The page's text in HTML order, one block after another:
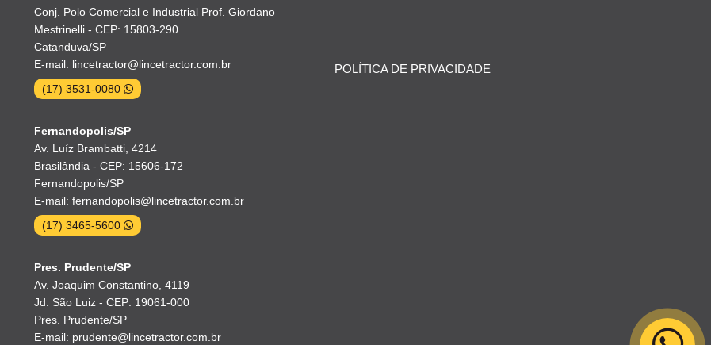
Conj. Polo Comercial e Industrial Prof. Giordano
Mestrinelli - CEP: 15803-290
Catanduva/SP
E-mail: lincetractor@lincetractor.com.br
(17) 3531-0080
Fernandopolis/SP
Av. Luíz Brambatti, 4214
Brasilândia - CEP: 15606-172
Fernandopolis/SP
E-mail: fernandopolis@lincetractor.com.br
(17) 3465-5600
Pres. Prudente/SP
Av. Joaquim Constantino, 4119
Jd. São Luiz - CEP: 19061-000
Pres. Prudente/SP
E-mail: prudente@lincetractor.com.br
POLÍTICA DE PRIVACIDADE